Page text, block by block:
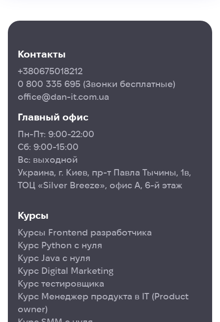
Контакты
+380675018212
0 800 335 695 (Звонки бесплатные)
office@dan-it.com.ua
Главный офис
Пн-Пт: 9:00-22:00
Сб: 9:00-15:00
Вс: выходной
Украина, г. Киев, пр-т Павла Тычины, 1в,
ТОЦ «Silver Breeze», офис А, 6-й этаж
Курсы
Курсы Frontend разработчика
Курс Python с нуля
Курс Java с нуля
Курс Digital Marketing
Курс тестировщика
Курс Менеджер продукта в ІТ (Product
owner)